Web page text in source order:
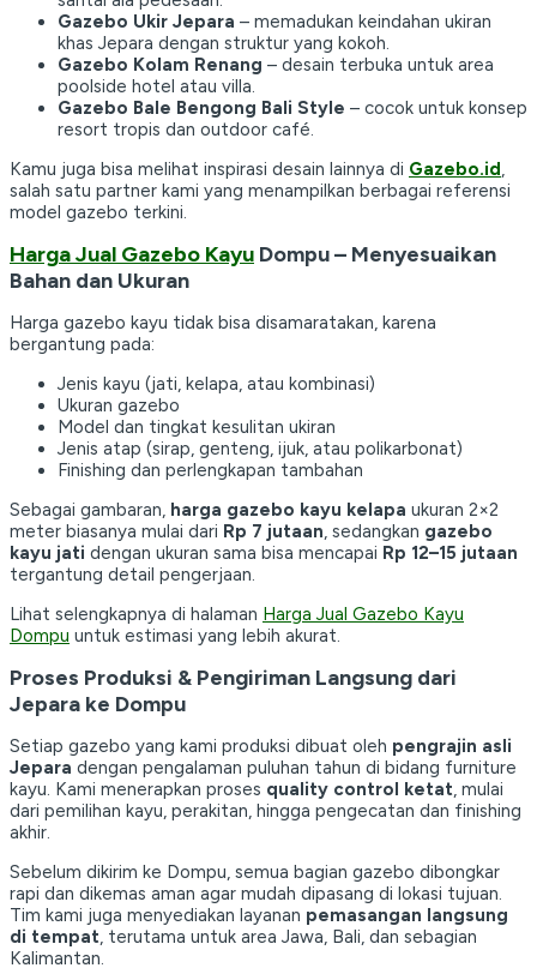
Gazebo Ukir Jepara – memadukan keindahan ukiran
khas Jepara dengan struktur yang kokoh.
Gazebo Kolam Renang – desain terbuka untuk area
poolside hotel atau villa.
Gazebo Bale Bengong Bali Style – cocok untuk konsep
resort tropis dan outdoor café.
Kamu juga bisa melihat inspirasi desain lainnya di Gazebo.id,
salah satu partner kami yang menampilkan berbagai referensi
model gazebo terkini.
Harga Jual Gazebo Kayu Dompu – Menyesuaikan
Bahan dan Ukuran
Harga gazebo kayu tidak bisa disamaratakan, karena
bergantung pada:
Jenis kayu (jati, kelapa, atau kombinasi)
Ukuran gazebo
Model dan tingkat kesulitan ukiran
Jenis atap (sirap, genteng, ijuk, atau polikarbonat)
Finishing dan perlengkapan tambahan
Sebagai gambaran, harga gazebo kayu kelapa ukuran 2×2
meter biasanya mulai dari Rp 7 jutaan, sedangkan gazebo
kayu jati dengan ukuran sama bisa mencapai Rp 12–15 jutaan
tergantung detail pengerjaan.
Lihat selengkapnya di halaman Harga Jual Gazebo Kayu
Dompu untuk estimasi yang lebih akurat.
Proses Produksi & Pengiriman Langsung dari
Jepara ke Dompu
Setiap gazebo yang kami produksi dibuat oleh pengrajin asli
Jepara dengan pengalaman puluhan tahun di bidang furniture
kayu. Kami menerapkan proses quality control ketat, mulai
dari pemilihan kayu, perakitan, hingga pengecatan dan finishing
akhir.
Sebelum dikirim ke Dompu, semua bagian gazebo dibongkar
rapi dan dikemas aman agar mudah dipasang di lokasi tujuan.
Tim kami juga menyediakan layanan pemasangan langsung
di tempat, terutama untuk area Jawa, Bali, dan sebagian
Kalimantan.